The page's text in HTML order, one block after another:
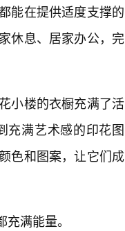
能在提供适度支撑的
休息、居家办公，完
小楼的衣橱充满了活
充满艺术感的印花图
色和图案，让它们成
满能量。